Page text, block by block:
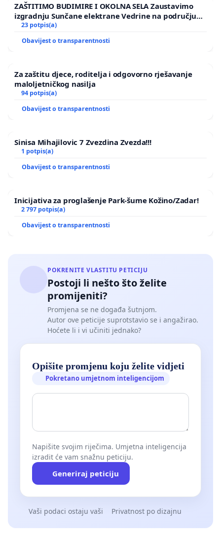
ZAŠTITIMO BUDIMIRE I OKOLNA SELA Zaustavimo
izgradnju Sunčane elektrane Vedrine na području
Ugljana
23 potpis(a)
Obavijest o transparentnosti
Za zaštitu djece, roditelja i odgovorno rješavanje
maloljetničkog nasilja
94 potpis(a)
Obavijest o transparentnosti
Sinisa Mihajilovic 7 Zvezdina Zvezda!!!
1 potpis(a)
Obavijest o transparentnosti
Inicijativa za proglašenje Park-šume Kožino/Zadar!
2 797 potpis(a)
Obavijest o transparentnosti
POKRENITE VLASTITU PETICIJU
Postoji li nešto što želite
promijeniti?
Promjena se ne događa šutnjom.
Autor ove peticije suprotstavio se i angažirao.
Hoćete li i vi učiniti jednako?
Opišite promjenu koju želite vidjeti
Pokretano umjetnom inteligencijom
Napišite svojim riječima. Umjetna inteligencija
izradit će vam snažnu peticiju.
Generiraj peticiju
Vaši podaci ostaju vaši Privatnost po dizajnu